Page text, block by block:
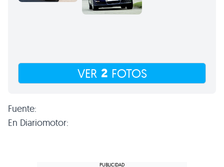
VER 2 FOTOS
Fuente:
En Diariomotor: